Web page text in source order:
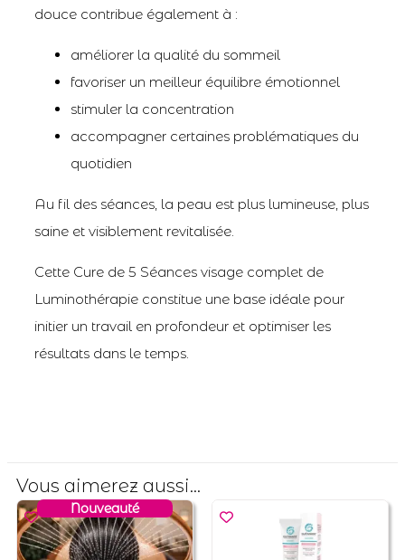
douce contribue également à :
améliorer la qualité du sommeil
favoriser un meilleur équilibre émotionnel
stimuler la concentration
accompagner certaines problématiques du
quotidien
Au fil des séances, la peau est plus lumineuse, plus
saine et visiblement revitalisée.
Cette Cure de 5 Séances visage complet de
Luminothérapie constitue une base idéale pour
initier un travail en profondeur et optimiser les
résultats dans le temps.
Vous aimerez aussi...
Nouveauté